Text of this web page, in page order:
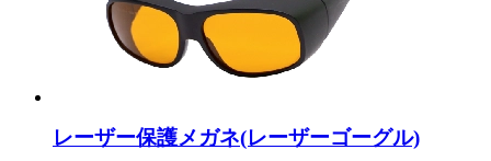
レーザー保護メガネ(レーザーゴーグル)